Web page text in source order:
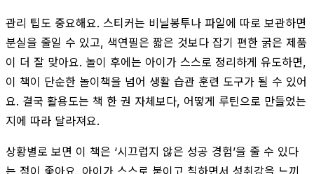
관리 팁도 중요해요. 스티커는 비닐봉투나 파일에 따로 보관하면
분실을 줄일 수 있고, 색연필은 짧은 것보다 잡기 편한 굵은 제품
이 더 잘 맞아요. 놀이 후에는 아이가 스스로 정리하게 유도하면,
이 책이 단순한 놀이책을 넘어 생활 습관 훈련 도구가 될 수 있어
요. 결국 활용도는 책 한 권 자체보다, 어떻게 루틴으로 만들었는
지에 따라 달라져요.
상황별로 보면 이 책은 ‘시끄럽지 않은 성공 경험’을 줄 수 있다
는 점이 좋아요. 아이가 스스로 붙이고 칠하면서 성취감을 느끼